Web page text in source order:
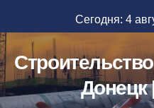
к
содержимому
Сегодня: 4
Донецк